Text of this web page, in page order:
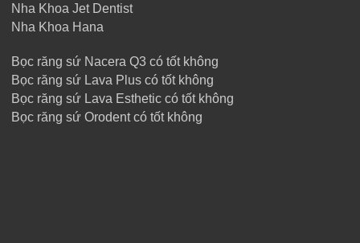
Nha Khoa Jet Dentist
Nha Khoa Hana
Bọc răng sứ Nacera Q3 có tốt không
Bọc răng sứ Lava Plus có tốt không
Bọc răng sứ Lava Esthetic có tốt không
Bọc răng sứ Orodent có tốt không